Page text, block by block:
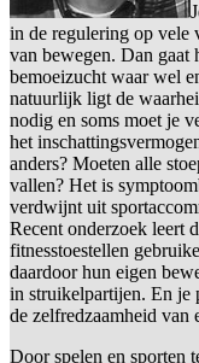
in de regulering op vele
van bewegen. Dan gaat
bemoeizucht waar wel
natuurlijk ligt de
nodig en soms moet je
het
anders? Moeten alle
vallen? Het is
verdwijnt uit
Recent onderzoek leert
fitnesstoestellen
daardoor hun eigen
in struikelpartijen. En je
de zelfredzaamheid van
Door spelen en sporten